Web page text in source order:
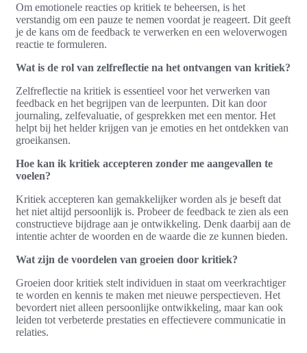
Om emotionele reacties op kritiek te beheersen, is het
verstandig om een pauze te nemen voordat je reageert. Dit geeft
je de kans om de feedback te verwerken en een weloverwogen
reactie te formuleren.
Wat is de rol van zelfreflectie na het ontvangen van kritiek?
Zelfreflectie na kritiek is essentieel voor het verwerken van
feedback en het begrijpen van de leerpunten. Dit kan door
journaling, zelfevaluatie, of gesprekken met een mentor. Het
helpt bij het helder krijgen van je emoties en het ontdekken van
groeikansen.
Hoe kan ik kritiek accepteren zonder me aangevallen te
voelen?
Kritiek accepteren kan gemakkelijker worden als je beseft dat
het niet altijd persoonlijk is. Probeer de feedback te zien als een
constructieve bijdrage aan je ontwikkeling. Denk daarbij aan de
intentie achter de woorden en de waarde die ze kunnen bieden.
Wat zijn de voordelen van groeien door kritiek?
Groeien door kritiek stelt individuen in staat om veerkrachtiger
te worden en kennis te maken met nieuwe perspectieven. Het
bevordert niet alleen persoonlijke ontwikkeling, maar kan ook
leiden tot verbeterde prestaties en effectievere communicatie in
relaties.